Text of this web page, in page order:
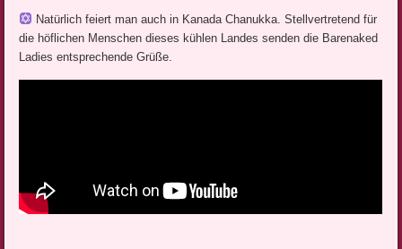
Natürlich feiert man auch in Kanada Chanukka. Stellvertretend für
die höflichen Menschen dieses kühlen Landes senden die Barenaked
Ladies entsprechende Grüße.